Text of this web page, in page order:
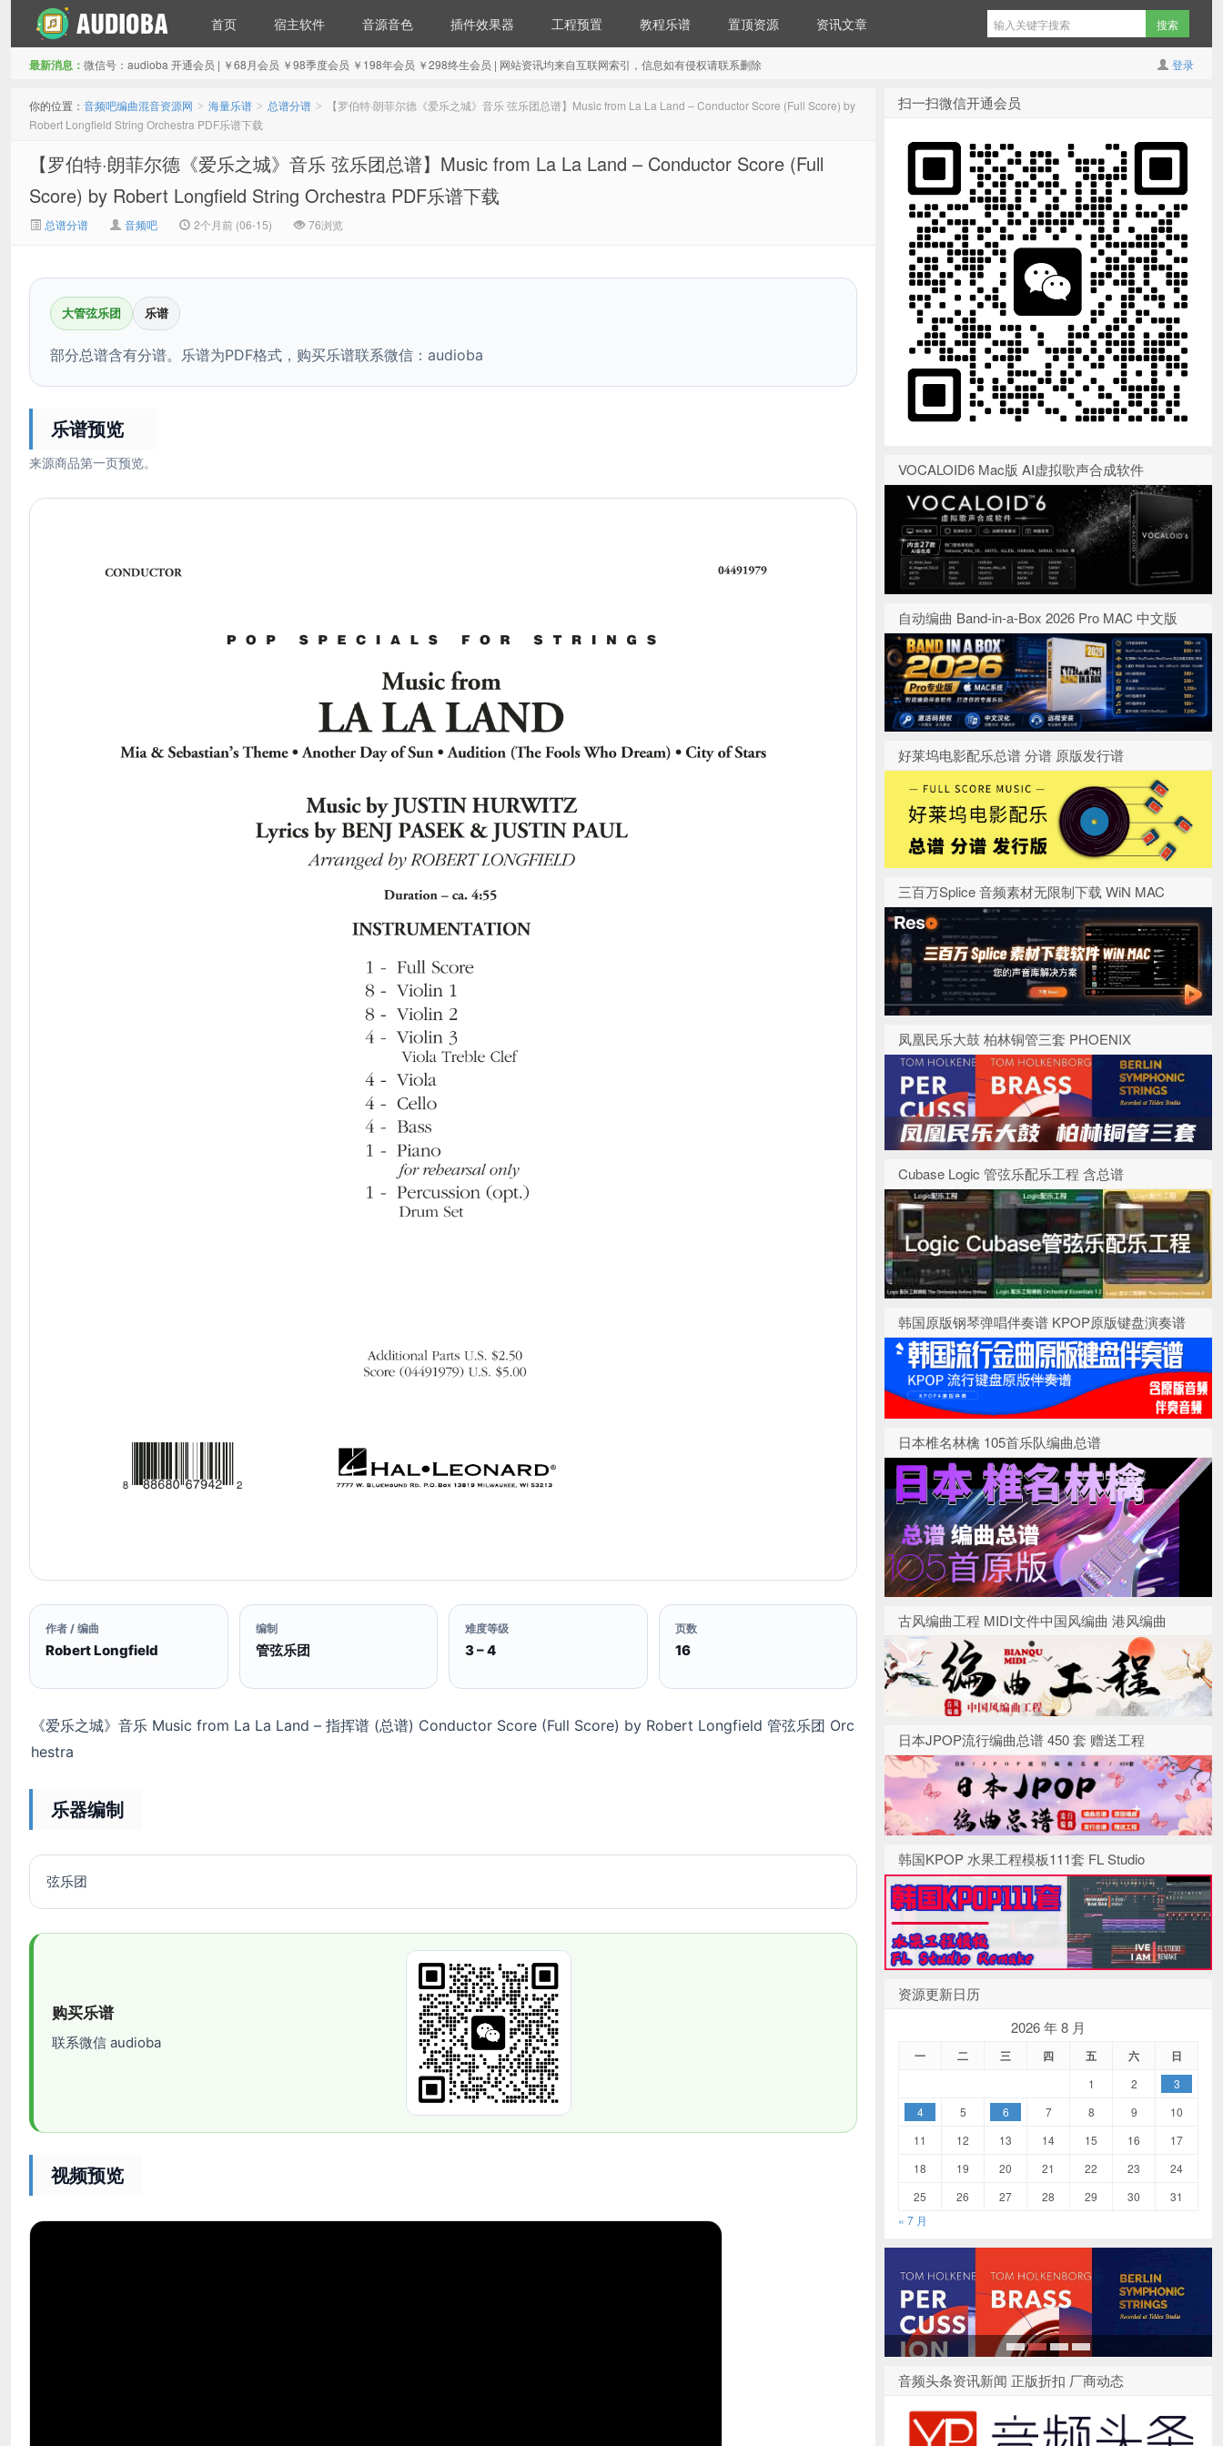
首页 宿主软件 音源音色 插件效果器 工程预置 教程乐谱 置顶资源 资讯文章
登录
最新消息： 微信号：audioba 开通会员 | ￥68月会员 ￥98季度会员 ￥198年会员 ￥298终生会员 | 网站资讯均来自互联网索引，信息如有侵权请联系删除
你的位置： 音频吧编曲混音资源网 > 海量乐谱 > 总谱分谱 >
【罗伯特·朗菲尔德《爱乐之城》音乐 弦乐团总谱】Music from La La Land – Conductor Score (Full Score) by
Robert Longfield String Orchestra PDF乐谱下载
【罗伯特·朗菲尔德《爱乐之城》音乐 弦乐团总谱】Music from La La Land – Conductor Score (Full
Score) by Robert Longfield String Orchestra PDF乐谱下载
总谱分谱 音频吧 2个月前 (06-15) 76浏览
大管弦乐团 乐谱
部分总谱含有分谱。乐谱为PDF格式，购买乐谱联系微信：audioba
乐谱预览
来源商品第一页预览。
作者 / 编曲
Robert Longfield
编制
管弦乐团
难度等级
3 – 4
页数
16
《爱乐之城》音乐 Music from La La Land – 指挥谱 (总谱) Conductor Score (Full Score) by Robert Longfield 管弦乐团 Orc
hestra
乐器编制
弦乐团
购买乐谱
联系微信 audioba
视频预览
扫一扫微信开通会员
VOCALOID6 Mac版 AI虚拟歌声合成软件
自动编曲 Band-in-a-Box 2026 Pro MAC 中文版
好莱坞电影配乐总谱 分谱 原版发行谱
三百万Splice 音频素材无限制下载 WiN MAC
凤凰民乐大鼓 柏林铜管三套 PHOENIX
Cubase Logic 管弦乐配乐工程 含总谱
韩国原版钢琴弹唱伴奏谱 KPOP原版键盘演奏谱
日本椎名林檎 105首乐队编曲总谱
古风编曲工程 MIDI文件中国风编曲 港风编曲
日本JPOP流行编曲总谱 450 套 赠送工程
韩国KPOP 水果工程模板111套 FL Studio
资源更新日历
2026 年 8 月
一 二 三 四 五 六 日
1 2
3
4
5 6 7 8 9
10
11
12 13 14 15 16
17
18
19 20 21 22 23
24
25
26 27 28 29 30
31
« 7 月
音频头条资讯新闻 正版折扣 厂商动态